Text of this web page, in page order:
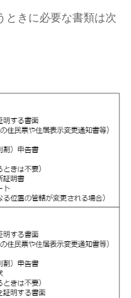
ときに必要な書類は次